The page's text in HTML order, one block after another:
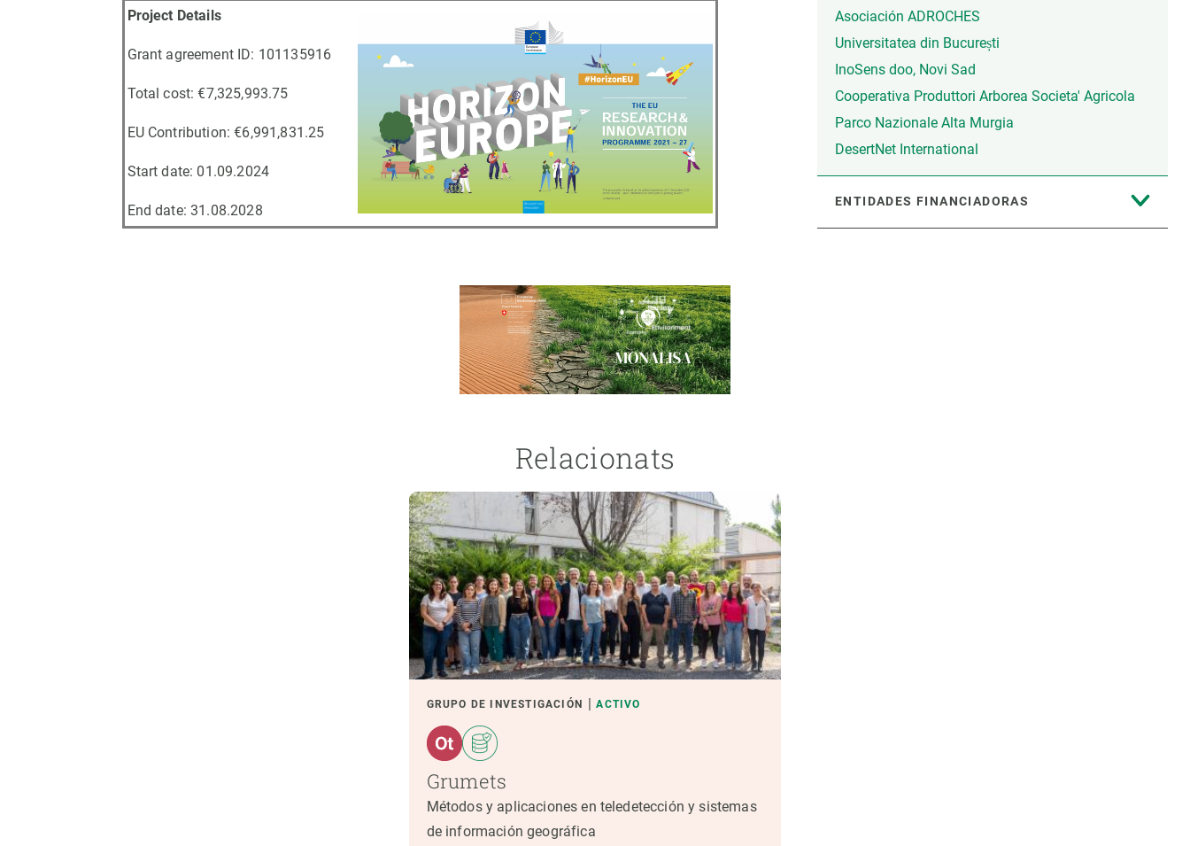
Asociación ADROCHES
Universitatea din București
InoSens doo, Novi Sad
Cooperativa Produttori Arborea Societa' Agricola
Parco Nazionale Alta Murgia
DesertNet International
ENTIDADES FINANCIADORAS
Project Details
Grant agreement ID: 101135916
Total cost: €7,325,993.75
EU Contribution: €6,991,831.25
Start date: 01.09.2024
End date: 31.08.2028
Relacionats
GRUPO DE INVESTIGACIÓN ACTIVO
Grumets
Métodos y aplicaciones en teledetección y sistemas
de información geográfica